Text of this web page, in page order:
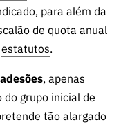
para além da
de quota anual
estatutos.
, apenas
do grupo inicial de
tão alargado